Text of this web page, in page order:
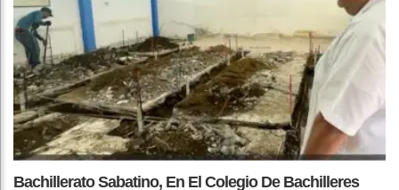
Bachillerato Sabatino, En El Colegio De Bachilleres